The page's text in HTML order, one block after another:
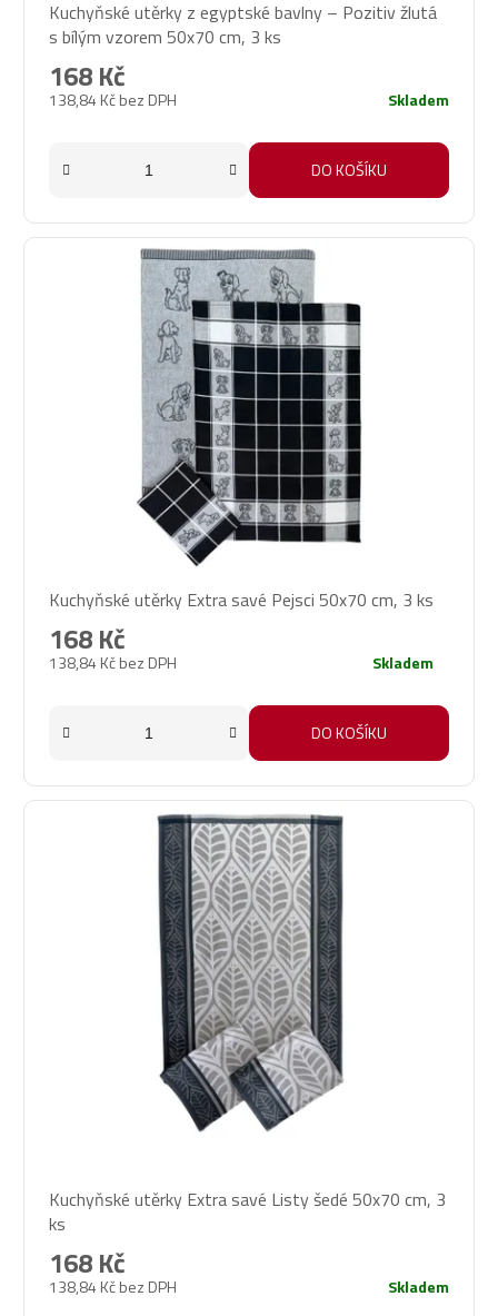
Kuchyňské utěrky z egyptské bavlny – Pozitiv žlutá
s bílým vzorem 50x70 cm, 3 ks
138,84 Kč bez DPH
168 Kč
Skladem
DO KOŠÍKU
Kuchyňské utěrky Extra savé Pejsci 50x70 cm, 3 ks
138,84 Kč bez DPH
168 Kč
Skladem
DO KOŠÍKU
hodnocení
produktu
je
4,0
Kuchyňské utěrky Extra savé Listy šedé 50x70 cm, 3
ks
138,84 Kč bez DPH
168 Kč
Skladem